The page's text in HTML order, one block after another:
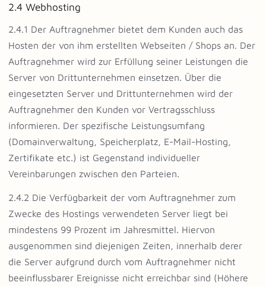
2.4 Webhosting
2.4.1 Der Auftragnehmer bietet dem Kunden auch das
Hosten der von ihm erstellten Webseiten / Shops an. Der
Auftragnehmer wird zur Erfüllung seiner Leistungen die
Server von Drittunternehmen einsetzen. Über die
eingesetzten Server und Drittunternehmen wird der
Auftragnehmer den Kunden vor Vertragsschluss
informieren. Der spezifische Leistungsumfang
(Domainverwaltung, Speicherplatz, E-Mail-Hosting,
Zertifikate etc.) ist Gegenstand individueller
Vereinbarungen zwischen den Parteien.
2.4.2 Die Verfügbarkeit der vom Auftragnehmer zum
Zwecke des Hostings verwendeten Server liegt bei
mindestens 99 Prozent im Jahresmittel. Hiervon
ausgenommen sind diejenigen Zeiten, innerhalb derer
die Server aufgrund durch vom Auftragnehmer nicht
beeinflussbarer Ereignisse nicht erreichbar sind (Höhere